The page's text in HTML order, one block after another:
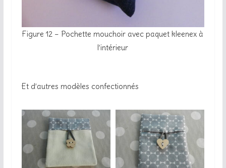
Figure 12 – Pochette mouchoir avec paquet kleenex à
l’intérieur
Et d’autres modèles confectionnés